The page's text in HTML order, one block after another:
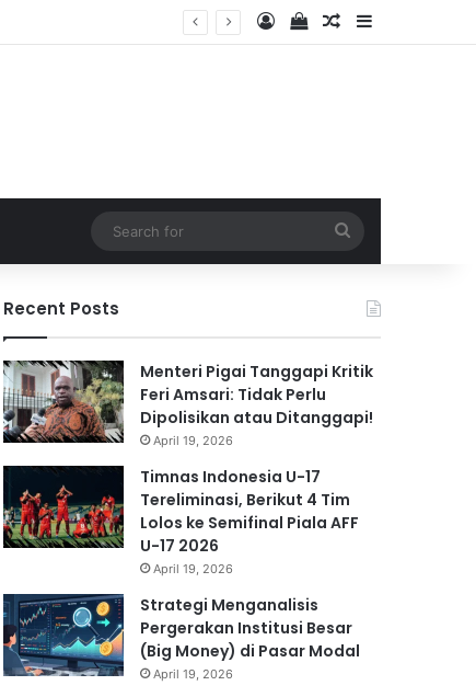
Log InView your
Random Article
Sidebar
for
Recent Posts
Menteri Pigai Tanggapi Kritik
Feri Amsari: Tidak Perlu
Dipolisikan atau Ditanggapi!
April 19, 2026
Timnas Indonesia U-17
Tereliminasi, Berikut 4 Tim
Lolos ke Semifinal Piala AFF
U-17 2026
April 19, 2026
Strategi Menganalisis
Pergerakan Institusi Besar
(Big Money) di Pasar Modal
April 19, 2026